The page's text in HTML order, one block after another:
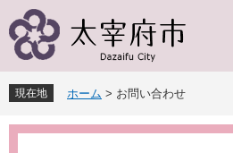
ー
先
頭
で
ニ
を
飛
ば
現在地 ホーム > お問い合わせ
本